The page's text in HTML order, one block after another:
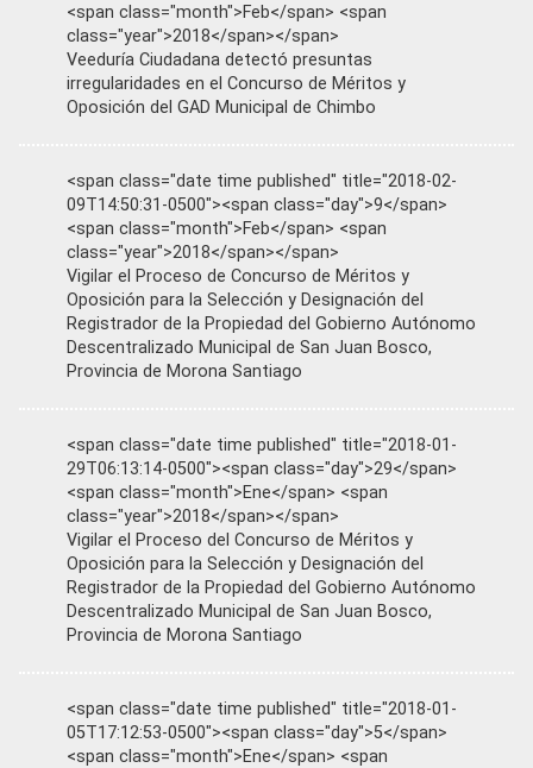
<span class="month">Feb</span> <span
class="year">2018</span></span>
Veeduría Ciudadana detectó presuntas
irregularidades en el Concurso de Méritos y
Oposición del GAD Municipal de Chimbo
<span class="date time published" title="2018-02-
09T14:50:31-0500"><span class="day">9</span>
<span class="month">Feb</span> <span
class="year">2018</span></span>
Vigilar el Proceso de Concurso de Méritos y
Oposición para la Selección y Designación del
Registrador de la Propiedad del Gobierno Autónomo
Descentralizado Municipal de San Juan Bosco,
Provincia de Morona Santiago
<span class="date time published" title="2018-01-
29T06:13:14-0500"><span class="day">29</span>
<span class="month">Ene</span> <span
class="year">2018</span></span>
Vigilar el Proceso del Concurso de Méritos y
Oposición para la Selección y Designación del
Registrador de la Propiedad del Gobierno Autónomo
Descentralizado Municipal de San Juan Bosco,
Provincia de Morona Santiago
<span class="date time published" title="2018-01-
05T17:12:53-0500"><span class="day">5</span>
<span class="month">Ene</span> <span